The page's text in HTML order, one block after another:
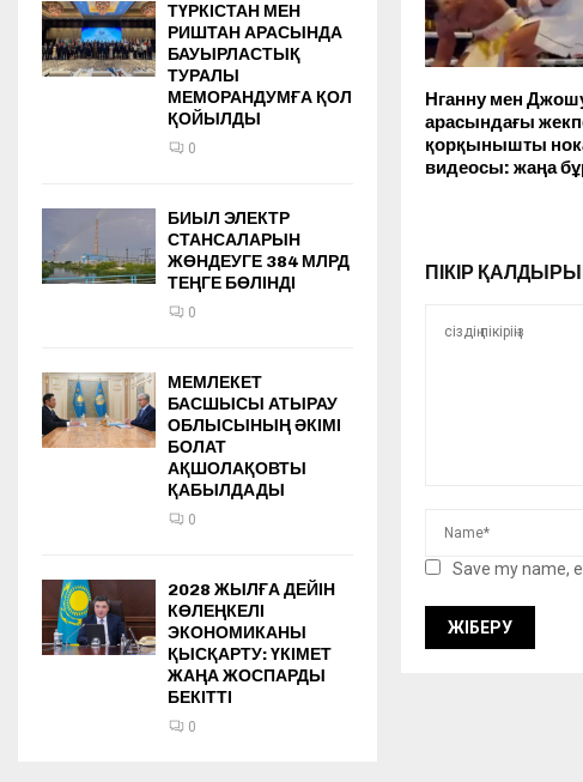
Нганну мен
арасындағы
қорқынышты
видеосы: жаңа
ПІКІР
Save my name,
ТҮРКІСТАН МЕН
РИШТАН АРАСЫНДА
БАУЫРЛАСТЫҚ
ТУРАЛЫ
МЕМОРАНДУМҒА ҚОЛ
ҚОЙЫЛДЫ
0
БИЫЛ ЭЛЕКТР
СТАНСАЛАРЫН
ЖӨНДЕУГЕ 384 МЛРД
ТЕҢГЕ БӨЛІНДІ
0
МЕМЛЕКЕТ
БАСШЫСЫ АТЫРАУ
ОБЛЫСЫНЫҢ ӘКІМІ
БОЛАТ
АҚШОЛАҚОВТЫ
ҚАБЫЛДАДЫ
0
2028 ЖЫЛҒА ДЕЙІН
КӨЛЕҢКЕЛІ
ЭКОНОМИКАНЫ
ҚЫСҚАРТУ: ҮКІМЕТ
ЖАҢА ЖОСПАРДЫ
БЕКІТТІ
0